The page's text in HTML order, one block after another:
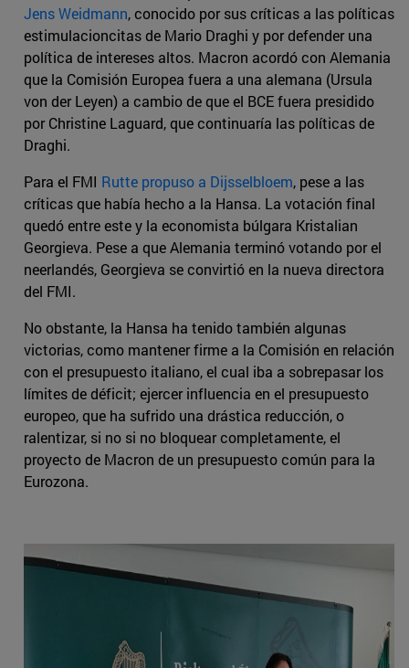
Jens Weidmann, conocido por sus críticas a las políticas
estimulacioncitas de Mario Draghi y por defender una
política de intereses altos. Macron acordó con Alemania
que la Comisión Europea fuera a una alemana (Ursula
von der Leyen) a cambio de que el BCE fuera presidido
por Christine Laguard, que continuaría las políticas de
Draghi.
Para el FMI Rutte propuso a Dijsselbloem, pese a las
críticas que había hecho a la Hansa. La votación final
quedó entre este y la economista búlgara Kristalian
Georgieva. Pese a que Alemania terminó votando por el
neerlandés, Georgieva se convirtió en la nueva directora
del FMI.
No obstante, la Hansa ha tenido también algunas
victorias, como mantener firme a la Comisión en relación
con el presupuesto italiano, el cual iba a sobrepasar los
límites de déficit; ejercer influencia en el presupuesto
europeo, que ha sufrido una drástica reducción, o
ralentizar, si no si no bloquear completamente, el
proyecto de Macron de un presupuesto común para la
Eurozona.